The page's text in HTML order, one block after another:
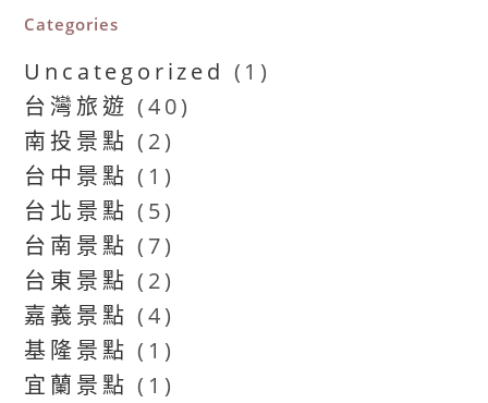
Categories
Uncategorized (1)
台灣旅遊 (40)
南投景點 (2)
台中景點 (1)
台北景點 (5)
台南景點 (7)
台東景點 (2)
嘉義景點 (4)
基隆景點 (1)
宜蘭景點 (1)